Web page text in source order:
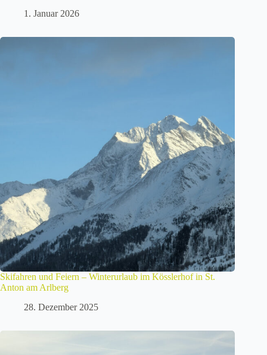
1. Januar 2026
Skifahren und Feiern – Winterurlaub im Kösslerhof in St.
Anton am Arlberg
28. Dezember 2025